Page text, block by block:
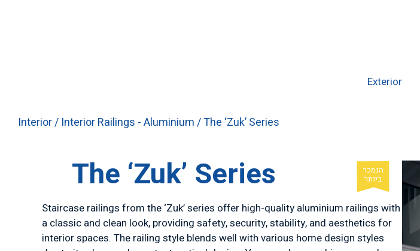
Exterior
Interior/ Interior Railings - Aluminium/ The ‘Zuk’ Series
The ‘Zuk’ Series
Staircase railings from the ‘Zuk’ series offer high-quality aluminium railings with
a classic and clean look, providing safety, security, stability, and aesthetics for
interior spaces. The railing style blends well with various home design styles